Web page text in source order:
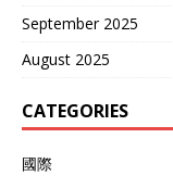
September 2025
August 2025
CATEGORIES
國際